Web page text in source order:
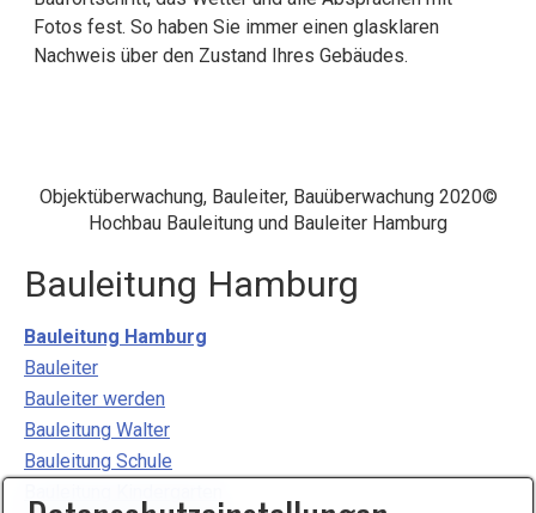
Fotos fest. So haben Sie immer einen glasklaren
Nachweis über den Zustand Ihres Gebäudes.
Objektüberwachung, Bauleiter, Bauüberwachung 2020©
Hochbau Bauleitung und Bauleiter Hamburg
Bauleitung Hamburg
Bauleitung Hamburg
Bauleiter
Bauleiter werden
Bauleitung Walter
Bauleitung Schule